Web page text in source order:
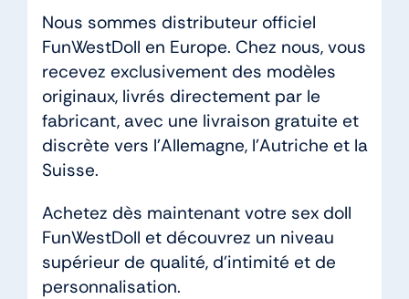
Nous sommes distributeur officiel
FunWestDoll en Europe. Chez nous, vous
recevez exclusivement des modèles
originaux, livrés directement par le
fabricant, avec une livraison gratuite et
discrète vers l’Allemagne, l’Autriche et la
Suisse.
Achetez dès maintenant votre sex doll
FunWestDoll et découvrez un niveau
supérieur de qualité, d’intimité et de
personnalisation.